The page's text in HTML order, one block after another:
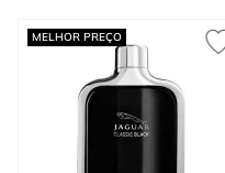
Press to skip carousel
MELHOR PREÇO